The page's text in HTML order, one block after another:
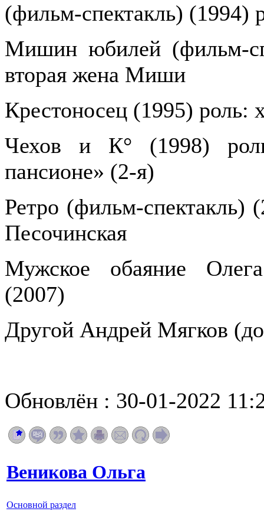
(фильм-спектакль) (1994)
Мишин юбилей (фильм-
вторая жена Миши
Крестоносец (1995) роль:
Чехов и К° (1998)
пансионе» (2-я)
Ретро (фильм-спектакль)
Песочинская
Мужское обаяние
(2007)
Другой Андрей Мягков
Обновлён : 30-01-2022
Веникова Ольга
Основной раздел